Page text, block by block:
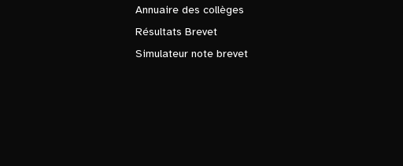
Annuaire des collèges
Résultats Brevet
Simulateur note brevet